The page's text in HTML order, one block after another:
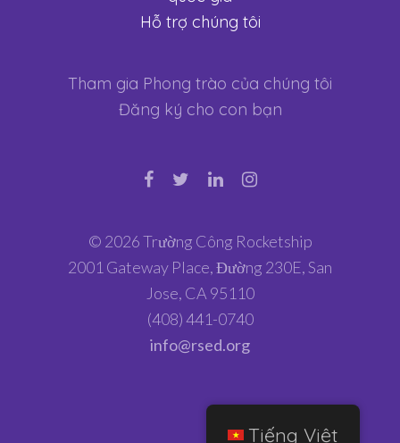
Hỗ trợ chúng tôi
Tham gia Phong trào của chúng tôi
Đăng ký cho con bạn
© 2026 Trường Công Rocketship
2001 Gateway Place, Đường 230E, San
Jose, CA 95110
(408) 441-0740
info@rsed.org
Tiếng Việt